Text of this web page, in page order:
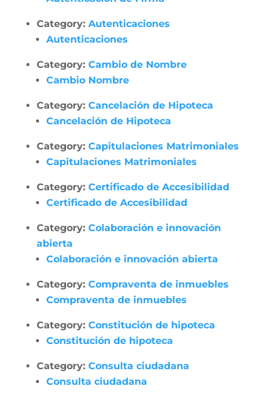
Category: Autenticaciones
Autenticaciones
Category: Cambio de Nombre
Cambio Nombre
Category: Cancelación de Hipoteca
Cancelación de Hipoteca
Category: Capitulaciones Matrimoniales
Capitulaciones Matrimoniales
Category: Certificado de Accesibilidad
Certificado de Accesibilidad
Category: Colaboración e innovación
abierta
Colaboración e innovación abierta
Category: Compraventa de inmuebles
Compraventa de inmuebles
Category: Constitución de hipoteca
Constitución de hipoteca
Category: Consulta ciudadana
Consulta ciudadana